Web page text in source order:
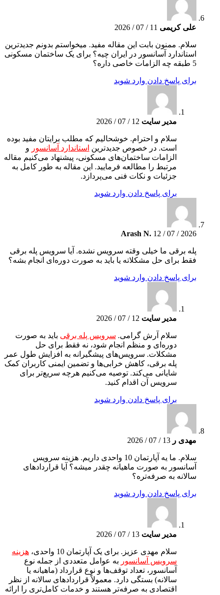
علی کریمی 11 / 07 / 2026
سلام. ممنون بابت این مقاله مفید. میخواستم بدونم جدیدترین
استاندارد آسانسور در ایران چیه؟ برای یک ساختمان مسکونی
5 طبقه چه الزامات خاصی داره؟
برای پاسخ دادن وارد شوید
مدیر سایت 12 / 07 / 2026
سلام و احترام. خوشحالیم که مطلب برایتان مفید بوده
است. در خصوص جدیدترین استاندارد آسانسور و
الزامات ساختمان‌های مسکونی، پیشنهاد می‌کنیم مقاله
مرتبط را مطالعه فرمایید. این مقاله به طور کامل به
جزئیات و نکات فنی می‌پردازد.
برای پاسخ دادن وارد شوید
Arash N. 12 / 07 / 2026
پله برقی ما خیلی وقته سرویس نشده. آیا سرویس پله برقی
فقط برای حل مشکلاته یا باید به صورت دوره‌ای انجام بشه؟
برای پاسخ دادن وارد شوید
مدیر سایت 12 / 07 / 2026
سلام آرش گرامی. سرویس پله برقی باید به صورت
دوره‌ای و منظم انجام شود، نه فقط برای حل
مشکلات. سرویس‌های پیشگیرانه به افزایش طول عمر
پله برقی، کاهش خرابی‌ها و تضمین ایمنی کاربران کمک
شایانی می‌کند. توصیه می‌کنیم هرچه سریع‌تر برای
سرویس آن اقدام کنید.
برای پاسخ دادن وارد شوید
مهدی ر 13 / 07 / 2026
سلام. ما یه آپارتمان 10 واحدی داریم. هزینه سرویس
آسانسور به صورت ماهیانه چقدر میشه؟ آیا قراردادهای
سالانه به صرفه‌تره؟
برای پاسخ دادن وارد شوید
مدیر سایت 13 / 07 / 2026
سلام مهدی عزیز. برای یک آپارتمان 10 واحدی،
هزینه
سرویس آسانسور به عوامل متعددی از جمله نوع
آسانسور، تعداد توقف‌ها و نوع قرارداد (ماهیانه یا
سالانه) بستگی دارد. معمولاً قراردادهای سالانه از نظر
اقتصادی به صرفه‌تر هستند و خدمات کامل‌تری را ارائه